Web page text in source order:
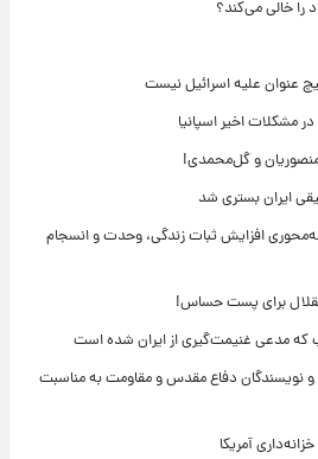
را خالی می‌کند؟
عنوان علیه اسرائیل نیست
مشکلات اخیر اسپانیا
و گل‌محمدی!
ایران بستری شد
افزایش ثبات زندگی، وحدت و انسجام
برای پست حساس!
که مدعی غنیمت‌گیری از ایران شده است
و نویسندگان دفاع مقدس و مقاومت به مناسبت
آمریکا